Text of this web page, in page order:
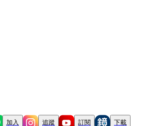
加入 追蹤 訂閱 下載